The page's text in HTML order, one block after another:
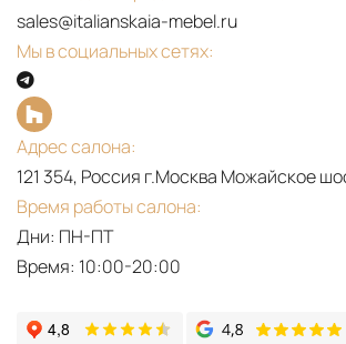
sales@italianskaia-mebel.ru
Мы в социальных сетях:
Адрес салона:
121 354, Россия г.Москва Можайское
Время работы салона:
Дни: ПН-ПТ
Время: 10:00-20:00